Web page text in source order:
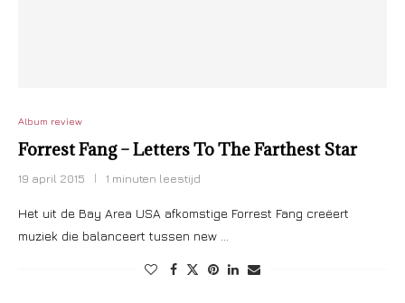
Album review
Forrest Fang – Letters To The Farthest Star
19 april 2015 1 minuten leestijd
Het uit de Bay Area USA afkomstige Forrest Fang creëert
muziek die balanceert tussen new …